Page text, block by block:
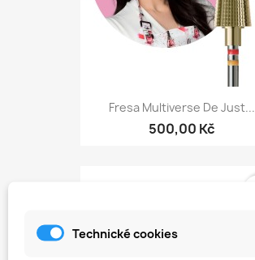
Fresa Multiverse De Just...
500,00 Kč
Technické cookies